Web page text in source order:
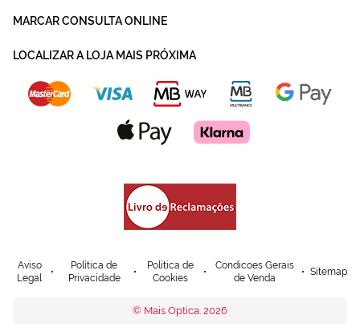
MARCAR CONSULTA ONLINE
LOCALIZAR A LOJA MAIS PRÓXIMA
Aviso
Legal
Política de
Privacidade
Política de
Cookies
Condicoes Gerais
de Venda
Sitemap
© Mais Optica. 2026